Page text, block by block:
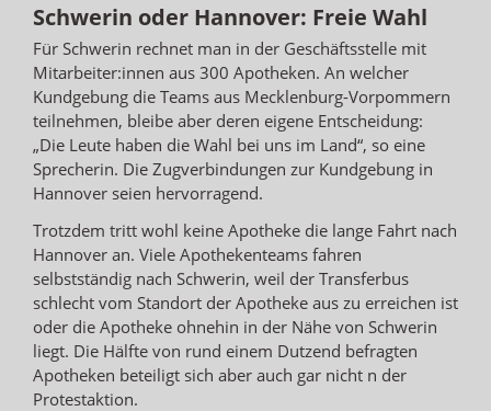
Schwerin oder Hannover: Freie Wahl
Für Schwerin rechnet man in der Geschäftsstelle mit
Mitarbeiter:innen aus 300 Apotheken. An welcher
Kundgebung die Teams aus Mecklenburg-Vorpommern
teilnehmen, bleibe aber deren eigene Entscheidung:
„Die Leute haben die Wahl bei uns im Land“, so eine
Sprecherin. Die Zugverbindungen zur Kundgebung in
Hannover seien hervorragend.
Trotzdem tritt wohl keine Apotheke die lange Fahrt nach
Hannover an. Viele Apothekenteams fahren
selbstständig nach Schwerin, weil der Transferbus
schlecht vom Standort der Apotheke aus zu erreichen ist
oder die Apotheke ohnehin in der Nähe von Schwerin
liegt. Die Hälfte von rund einem Dutzend befragten
Apotheken beteiligt sich aber auch gar nicht n der
Protestaktion.